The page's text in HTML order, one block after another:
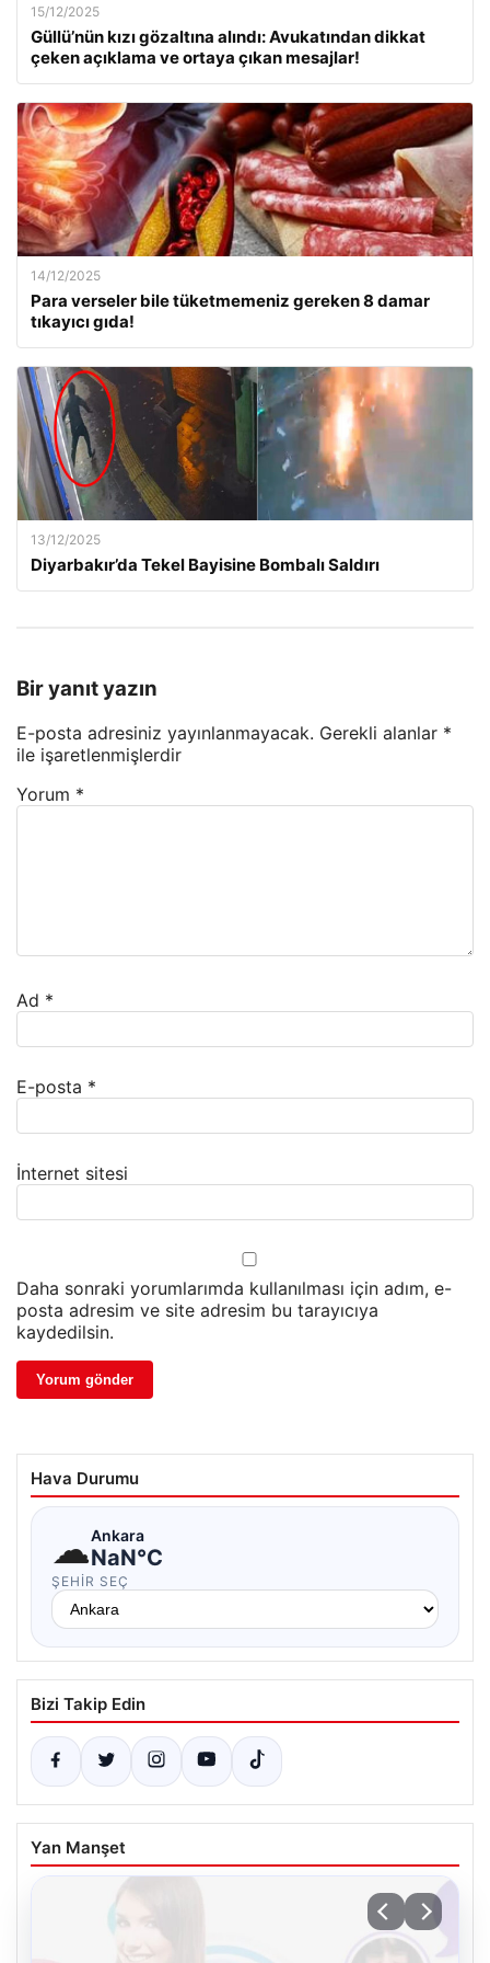
15/12/2025
Güllü’nün kızı gözaltına alındı: Avukatından dikkat
çeken açıklama ve ortaya çıkan mesajlar!
14/12/2025
Para verseler bile tüketmemeniz gereken 8 damar
tıkayıcı gıda!
13/12/2025
Diyarbakır’da Tekel Bayisine Bombalı Saldırı
Bir yanıt yazın
E-posta adresiniz yayınlanmayacak. Gerekli alanlar *
ile işaretlenmişlerdir
Yorum *
Ad *
E-posta *
İnternet sitesi
Daha sonraki yorumlarımda kullanılması için adım, e-
posta adresim ve site adresim bu tarayıcıya
kaydedilsin.
Hava Durumu
☁Ankara
NaN°C
ŞEHIR SEÇ
Bizi Takip Edin
Yan Manşet